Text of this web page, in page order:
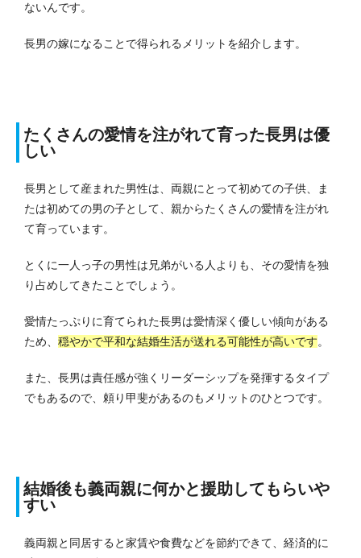
ないんです。
長男の嫁になることで得られるメリットを紹介します。
たくさんの愛情を注がれて育った長男は優
しい
長男として産まれた男性は、両親にとって初めての子供、ま
たは初めての男の子として、親からたくさんの愛情を注がれ
て育っています。
とくに一人っ子の男性は兄弟がいる人よりも、その愛情を独
り占めしてきたことでしょう。
愛情たっぷりに育てられた長男は愛情深く優しい傾向がある
ため、 穏やかで平和な結婚生活が送れる可能性が高いです。
また、長男は責任感が強くリーダーシップを発揮するタイプ
でもあるので、頼り甲斐があるのもメリットのひとつです。
結婚後も義両親に何かと援助してもらいや
すい
義両親と同居すると家賃や食費などを節約できて、経済的に